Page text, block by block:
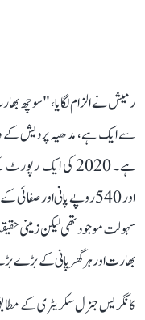
رمیش نے الزام لگایا، "سوچھ
سے ایک ہے، مدھیہ پردیش کے
سہولت موجود تھی لیکن زمینی
بھارت اور ہر گھر پانی کے
کانگریس جنرل سکریٹری کے